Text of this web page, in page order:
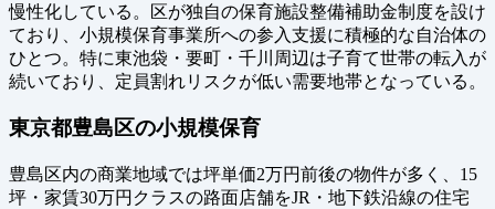
慢性化している。区が独自の保育施設整備補助金制度を設け
ており、小規模保育事業所への参入支援に積極的な自治体の
ひとつ。特に東池袋・要町・千川周辺は子育て世帯の転入が
続いており、定員割れリスクが低い需要地帯となっている。
東京都豊島区の小規模保育
豊島区内の商業地域では坪単価2万円前後の物件が多く、15
坪・家賃30万円クラスの路面店舗をJR・地下鉄沿線の住宅